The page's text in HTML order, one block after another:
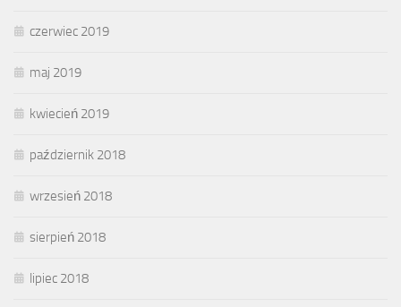
czerwiec 2019
maj 2019
kwiecień 2019
październik 2018
wrzesień 2018
sierpień 2018
lipiec 2018